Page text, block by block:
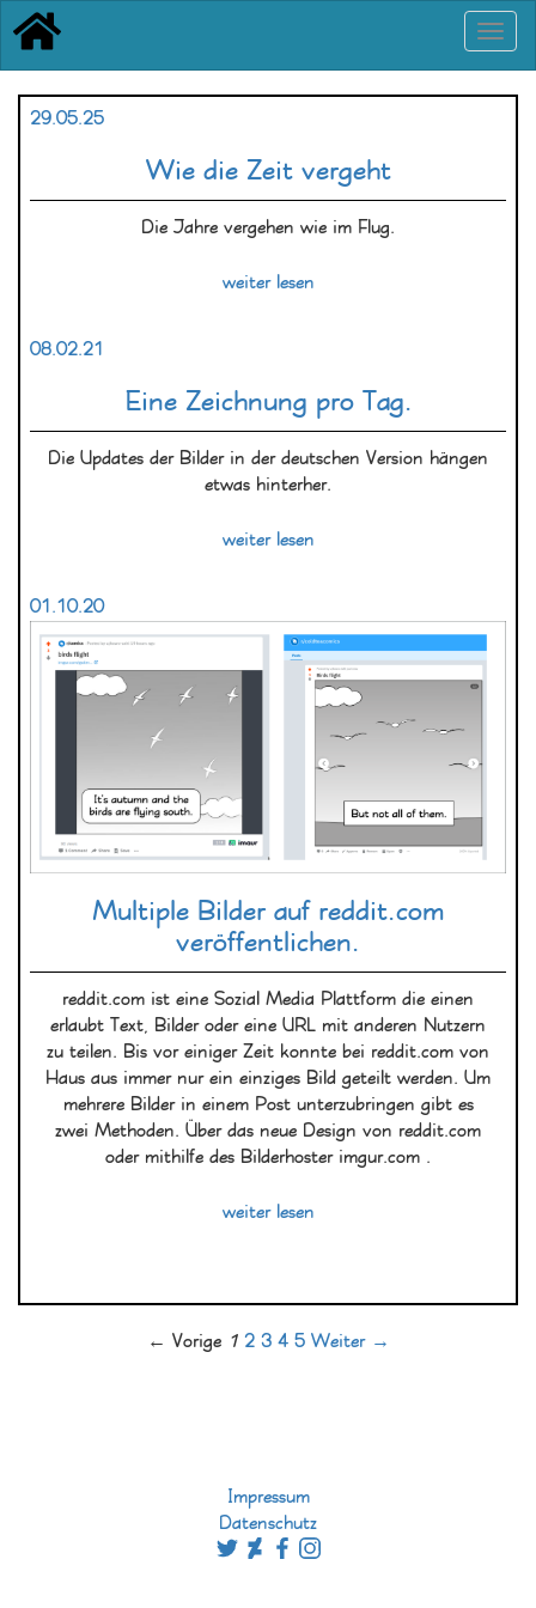
29.05.25
Wie die Zeit vergeht
Die Jahre vergehen wie im Flug.
weiter lesen
08.02.21
Eine Zeichnung pro Tag.
Die Updates der Bilder in der deutschen Version hängen
etwas hinterher.
weiter lesen
01.10.20
Multiple Bilder auf reddit.com
veröffentlichen.
reddit.com ist eine Sozial Media Plattform die einen
erlaubt Text, Bilder oder eine URL mit anderen Nutzern
zu teilen. Bis vor einiger Zeit konnte bei reddit.com von
Haus aus immer nur ein einziges Bild geteilt werden. Um
mehrere Bilder in einem Post unterzubringen gibt es
zwei Methoden. Über das neue Design von reddit.com
oder mithilfe des Bilderhoster imgur.com .
weiter lesen
← Vorige 1 2 3 4 5 Weiter →
Impressum
Datenschutz